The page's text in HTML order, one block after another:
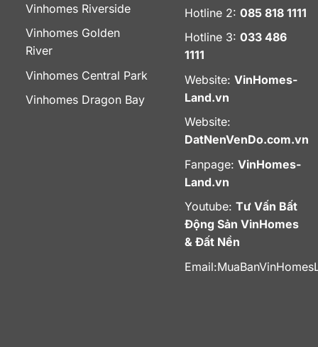
Vinhomes Riverside
Vinhomes Golden
River
Vinhomes Central Park
Vinhomes Dragon Bay
Hotline 2: 085 818 1111
Hotline 3: 033 486
1111
Website: VinHomes-
Land.vn
Website:
DatNenVenDo.com.vn
Fanpage: VinHomes-
Land.vn
Youtube: Tư Vấn Bất
Động Sản VinHomes
& Đất Nền
Email: